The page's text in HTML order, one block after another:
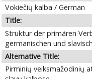
Vokiečių kalba / German
Title:
Struktur der primären
germanischen und
Alternative Title:
Pirminių veiksmažodinių